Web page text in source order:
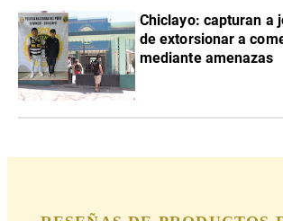
Chiclayo: capturan a
de extorsionar a
mediante amenazas